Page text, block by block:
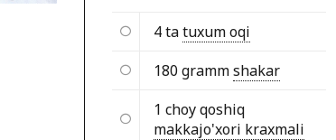
4 tatuxum oqi
180 grammshakar
1 choy qoshiq
makkajo'xori kraxmali